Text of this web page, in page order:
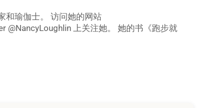
和瑜伽士。 访问她的网站
@NancyLoughlin 上关注她。 她的书《跑步就